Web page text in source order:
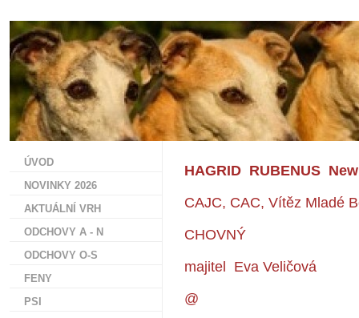
HAGRID RUBENUS
CAJC, CAC, Vítěz Mladé
CHOVNÝ
majitel Eva Veličová
@
ÚVOD
NOVINKY 2026
AKTUÁLNÍ VRH
ODCHOVY A - N
ODCHOVY O-S
FENY
PSI